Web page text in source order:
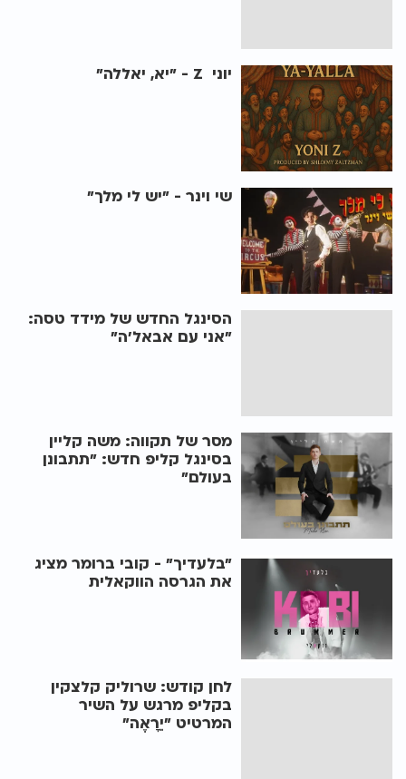
יוני Z - "יא, יאללה"
שי וינר - "יש לי מלך"
הסינגל החדש של מידד טסה:
"אני עם אבאל'ה"
מסר של תקווה: משה קליין
בסינגל קליפ חדש: "תתבונן
בעולם"
"בלעדיך" - קובי ברומר מציג
את הגרסה הווקאלית
לחן קודש: שרוליק קלצקין
בקליפ מרגש על השיר
המרטיט "יֵרָאֶה"